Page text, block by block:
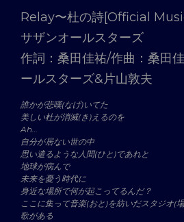
Relay〜杜の詩[Official
サザンオールスターズ
作詞：桑田佳祐/作曲：桑田
ールスターズ&片山敦夫
誰かが悲嘆(なげ)いてた
美しい杜が消滅(き)えるのを
Ah…
自分が居ない世の中
思い遣るような人間(ひと)であれと
地球が病んで
未来を憂う時代に
身近な場所で何が起こってるんだ？
ここに集って音楽(おと)を紡いだスタジオ(
歌がある